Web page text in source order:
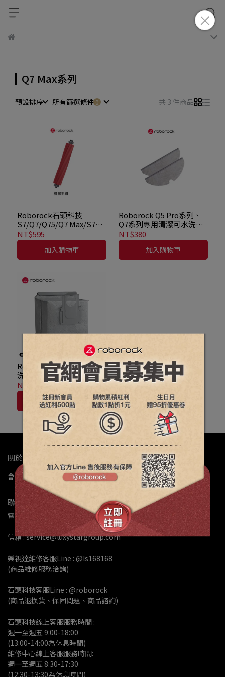
Q7 Max系列
預設排序 所有篩選條件 共 3 件商品
Roborock石頭科技
S7/Q7/Q75/Q7 Max/S7
MaxV/Q5/G10/Qrevo/S7
Max Ultra/Qrevo
MaxV/Qrevo S/Qrevo
Pro/Qrevo L/Qrevo L Pro
NT$595
加入購物車
Roborock Q5 Pro系列、
Q7系列專用清潔可水洗雙
震動拖布共2入
NT$380
加入購物車
Roborock 石頭科技 可水
洗式塵袋(2入)
NT$595
加入購物車
關於我們
會員註冊 公司簡介 門市據點 退換修政策 常見問題
聯絡資訊
電話 : 02-82601158
信箱 : service@luxystargroup.com
樂視達維修客服Line : @ls168168
(商品維修服務洽詢)
石頭科技客服Line : @roborock
(商品退換貨、保固問題、商品諮詢)
石頭科技線上客服服務時間 :
週一至週五 9:00-18:00
(13:00-14:00為休息時間)
維修中心線上客服服務時間:
週一至週五 8:30-17:30
(12:30-13:30為休息時間)